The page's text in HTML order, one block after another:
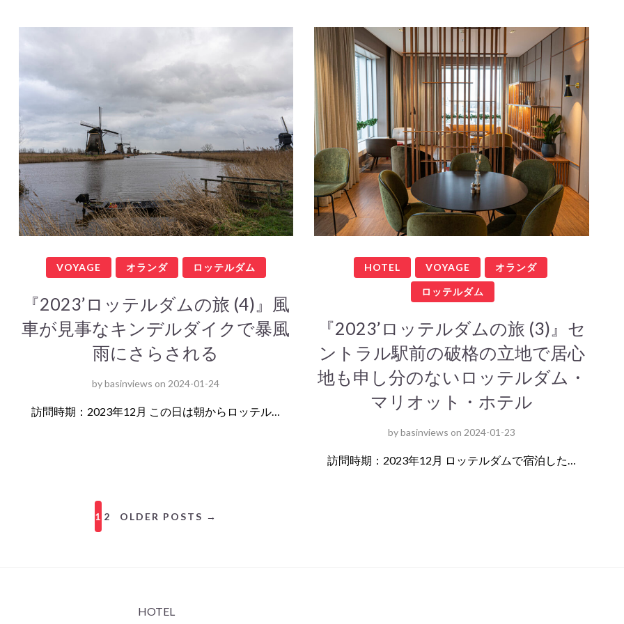
VOYAGE オランダ ロッテルダム
『2023’ロッテルダムの旅 (4)』風
車が見事なキンデルダイクで暴風
雨にさらされる
bybasinviews on 2024-01-24
訪問時期：2023年12月 この日は朝からロッテル…
HOTEL VOYAGE オランダ
ロッテルダム
『2023’ロッテルダムの旅 (3)』セ
ントラル駅前の破格の立地で居心
地も申し分のないロッテルダム・
マリオット・ホテル
bybasinviews on 2024-01-23
訪問時期：2023年12月 ロッテルダムで宿泊した…
1 2 OLDER POSTS →
HOTEL